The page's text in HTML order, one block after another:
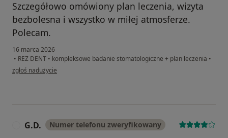
Szczegółowo omówiony plan leczenia, wizyta
bezbolesna i wszystko w miłej atmosferze.
Polecam.
16 marca 2026
• REZ DENT • kompleksowe badanie stomatologiczne + plan leczenia •
w opinii użytkownika Angelika
zgłoś nadużycie
G.D. Numer telefonu zweryfikowany